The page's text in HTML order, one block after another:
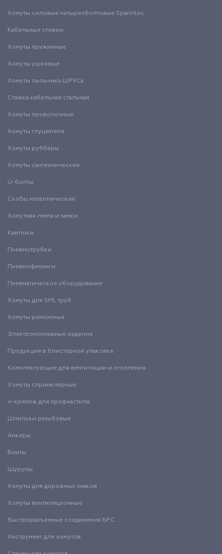
Хомуты силовые четырехболтовые Spannloc
Кабельные стяжки
Хомуты пружинные
Хомуты ушковые
Хомуты пыльника ШРУСа
Стяжка кабельная стальная
Хомуты проволочные
Хомуты глушителя
Хомуты рубберы
Хомуты сантехнические
U-болты
Скобы металлические
Хомутная лента и замки
Камлоки
Пневмотрубки
Пневмофитинги
Пневматическое оборудование
Хомуты для SML труб
Хомуты ремонтные
Электромонтажные изделия
Продукция в блистерной упаковке
Комплектующие для вентиляции и отопления
Хомуты спринклерные
V-крепеж для профнастила
Шпильки резьбовые
Анкеры
Винты
Шурупы
Хомуты для дорожных знаков
Хомуты вентиляционные
Быстроразъемные соединения БРС
Инструмент для хомутов